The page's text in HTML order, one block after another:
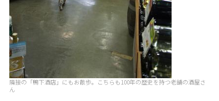
隣接の「鴨下酒店」にもお散歩。こちらも100年の歴史を持つ老舗の酒屋さ
ん